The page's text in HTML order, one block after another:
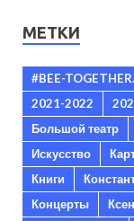
МЕТКИ
#BEE-
2021-2022
Большой театр
Искусство
Книги
Концерты